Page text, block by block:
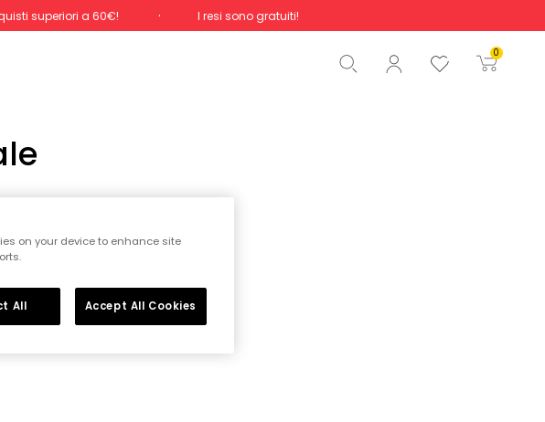
superiori a 60€! I resi sono gratuiti!
0
Totale 0,00 €
Inizio ordine
on your device to enhance site
All Accept All Cookies